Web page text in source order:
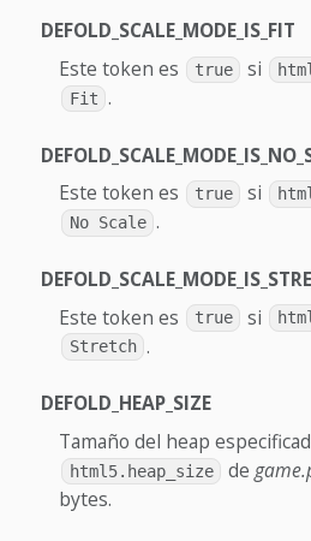
DEFOLD_SCALE_MODE_IS_FIT
Este token es
true si
Fit .
Este token es
true si
No Scale .
Este token es
true si
Stretch .
DEFOLD_HEAP_SIZE
Tamaño del heap
html5.heap_size de
bytes.